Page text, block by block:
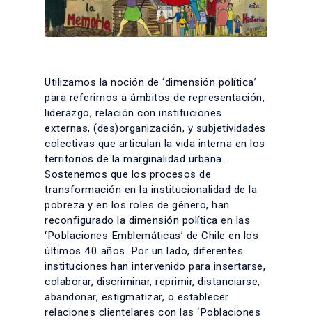
Utilizamos la noción de ‘dimensión política’
para referirnos a ámbitos de representación,
liderazgo, relación con instituciones
externas, (des)organización, y subjetividades
colectivas que articulan la vida interna en los
territorios de la marginalidad urbana.
Sostenemos que los procesos de
transformación en la institucionalidad de la
pobreza y en los roles de género, han
reconfigurado la dimensión política en las
‘Poblaciones Emblemáticas’ de Chile en los
últimos 40 años. Por un lado, diferentes
instituciones han intervenido para insertarse,
colaborar, discriminar, reprimir, distanciarse,
abandonar, estigmatizar, o establecer
relaciones clientelares con las ‘Poblaciones